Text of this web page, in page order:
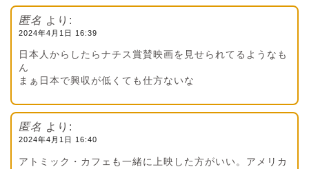
匿名 より:
2024年4月1日 16:39
日本人からしたらナチス賞賛映画を見せられてるようなも
ん
まぁ日本で興収が低くても仕方ないな
匿名 より:
2024年4月1日 16:40
アトミック・カフェも一緒に上映した方がいい。アメリカ